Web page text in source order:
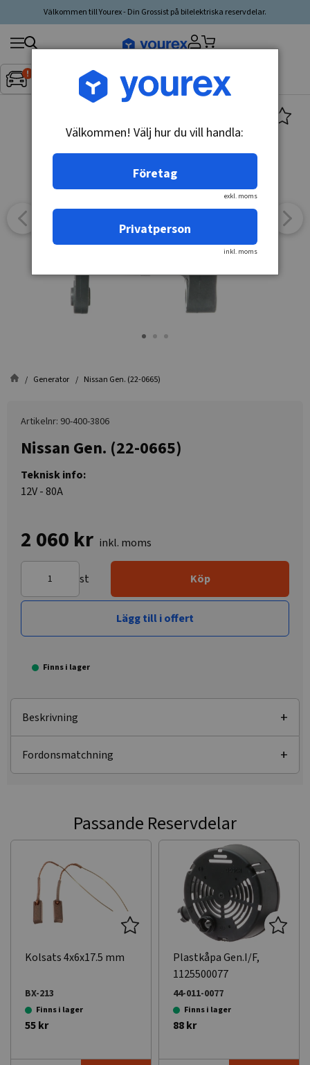
Välkommen till Yourex - Din Grossist på bilelektriska reservdelar.
Inget fordon valt▼
Sök
produkt,
tillverkare,
Generator Nissan Gen. (22-0665)
Artikelnr: 90-400-3806
Nissan Gen. (22-0665)
Teknisk info:
12V - 80A
2 060 kr inkl. moms
st Köp
Lägg till i offert
Finns i lager
Beskrivning
Fordonsmatchning
Passande Reservdelar
Kolsats 4x6x17.5 mm
BX-213
Finns i lager
55 kr
Plastkåpa Gen.I/F,
1125500077
44-011-0077
Finns i lager
88 kr
Välkommen! Välj hur du vill handla:
Företag
exkl. moms
Privatperson
inkl. moms